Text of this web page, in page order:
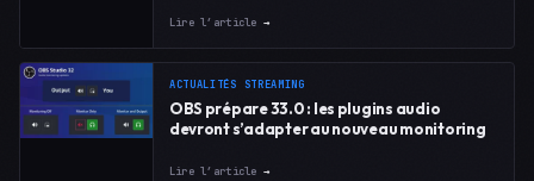
Lire l’article →
ACTUALITÉS STREAMING
OBS prépare 33.0 : les plugins audio
devront s’adapter au nouveau monitoring
Lire l’article →